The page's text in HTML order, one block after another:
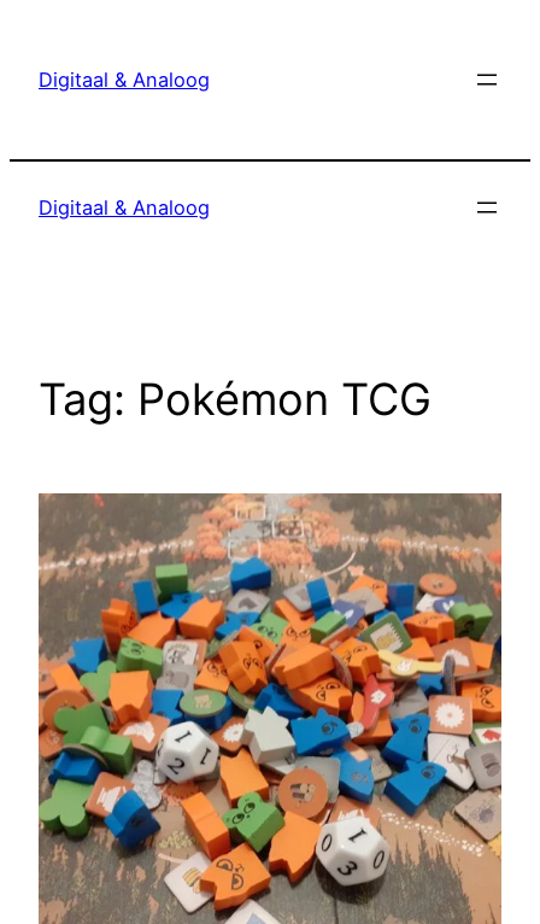
Digitaal & Analoog
Digitaal & Analoog
Tag: Pokémon TCG